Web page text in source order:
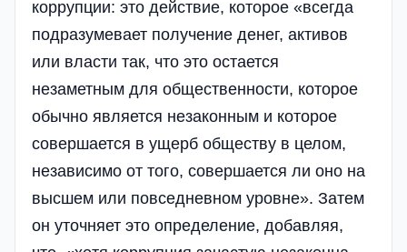
коррупции: это действие, которое «всегда
подразумевает получение денег, активов
или власти так, что это остается
незаметным для общественности, которое
обычно является незаконным и которое
совершается в ущерб обществу в целом,
независимо от того, совершается ли оно на
высшем или повседневном уровне». Затем
он уточняет это определение, добавляя,